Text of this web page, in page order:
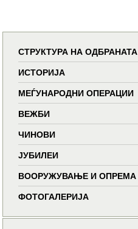
СТРУКТУРА НА ОДБРАНАТА
ИСТОРИЈА
МЕЃУНАРОДНИ ОПЕРАЦИИ
ВЕЖБИ
ЧИНОВИ
ЈУБИЛЕИ
ВООРУЖУВАЊЕ И ОПРЕМА
ФОТОГАЛЕРИЈА